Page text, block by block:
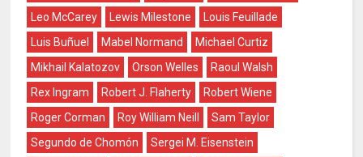
Leo McCarey
Lewis Milestone
Louis Feuillade
Luis Buñuel
Mabel Normand
Michael Curtiz
Mikhail Kalatozov
Orson Welles
Raoul Walsh
Rex Ingram
Robert J. Flaherty
Robert Wiene
Roger Corman
Roy William Neill
Sam Taylor
Segundo de Chomón
Sergei M. Eisenstein